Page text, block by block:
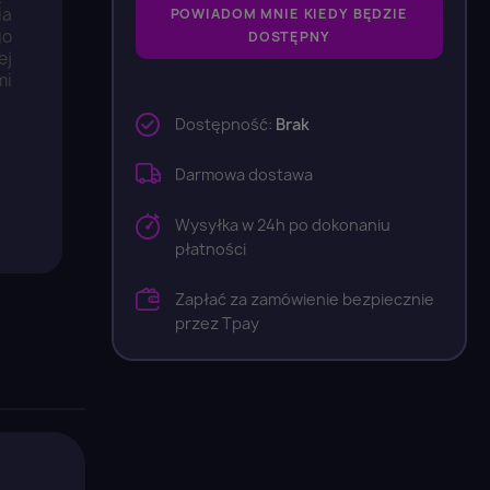
POWIADOM MNIE KIEDY BĘDZIE
DOSTĘPNY
Dostępność: Brak
Darmowa dostawa
Wysyłka w 24h po dokonaniu
płatności
Zapłać za zamówienie bezpiecznie
przez Tpay